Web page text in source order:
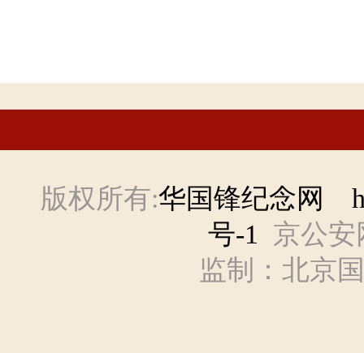
版权所有:华国锋纪念网
号-1
京公安
监制：北京